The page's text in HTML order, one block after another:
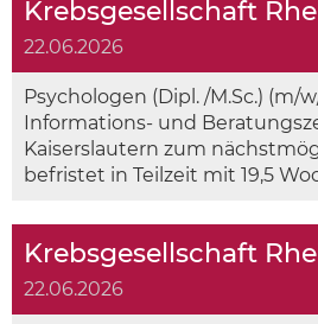
22.06.2026
Psychologen (Dipl. /M.Sc.) (m/
Informations- und
Kaiserslautern zum
befristet in Teilzeit mit 19,5
22.06.2026